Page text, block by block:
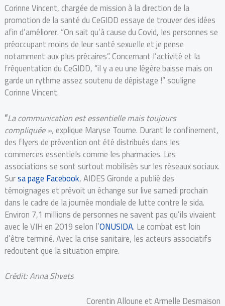
Corinne Vincent, chargée de mission à la direction de la
promotion de la santé du CeGIDD essaye de trouver des idées
afin d’améliorer. “On sait qu’à cause du Covid, les personnes se
préoccupant moins de leur santé sexuelle et je pense
notamment aux plus précaires”. Concernant l’activité et la
fréquentation du CeGIDD, “il y a eu une légère baisse mais on
garde un rythme assez soutenu de dépistage !” souligne
Corinne Vincent.
“La communication est essentielle mais toujours
compliquée »,explique Maryse Tourne. Durant le confinement,
des flyers de prévention ont été distribués dans les
commerces essentiels comme les pharmacies. Les
associations se sont surtout mobilisés sur les réseaux sociaux.
Sursa page Facebook, AIDES Gironde a publié des
témoignages et prévoit un échange sur live samedi prochain
dans le cadre de la journée mondiale de lutte contre le sida.
Environ 7,1 millions de personnes ne savent pas qu’ils vivaient
avec le VIH en 2019 selon l’ONUSIDA. Le combat est loin
d’être terminé. Avec la crise sanitaire, les acteurs associatifs
redoutent que la situation empire.
Crédit: Anna Shvets
Corentin Alloune et Armelle Desmaison